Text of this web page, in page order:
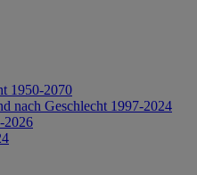
1950-2070
nach Geschlecht 1997-2024
2026